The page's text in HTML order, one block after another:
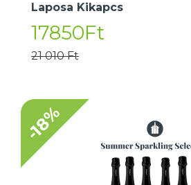
Laposa Kikapcs
17850Ft
21 010 Ft
-18%